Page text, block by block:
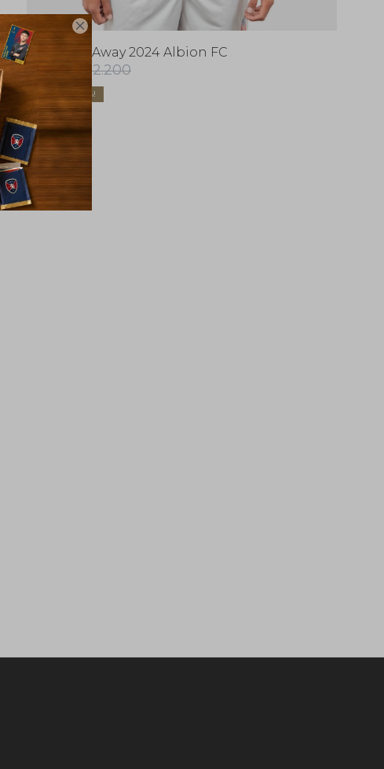

Camiseta Away 2024 Albion FC
1.790 2.200